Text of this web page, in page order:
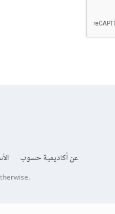
عن أكاديمية حسوب